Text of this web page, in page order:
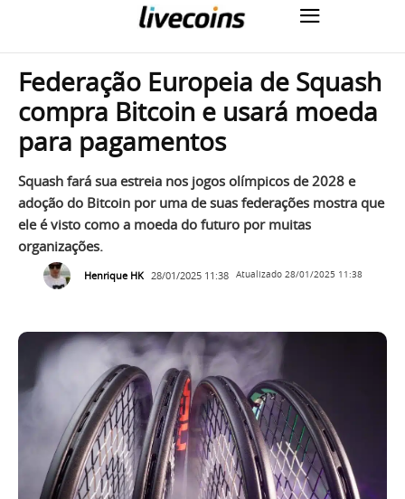
Federação Europeia de Squash
compra Bitcoin e usará moeda
para pagamentos
Squash fará sua estreia nos jogos olímpicos de 2028 e
adoção do Bitcoin por uma de suas federações mostra que
ele é visto como a moeda do futuro por muitas
organizações.
Henrique HK 28/01/2025 11:38 Atualizado 28/01/2025 11:38